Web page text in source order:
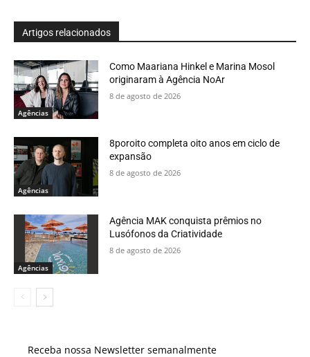
Artigos relacionados
Agências
Como Maariana Hinkel e Marina Mosol
originaram à Agência NoAr
8 de agosto de 2026
Agências
8poroito completa oito anos em ciclo de
expansão
8 de agosto de 2026
Agências
Agência MAK conquista prêmios no
Lusófonos da Criatividade
8 de agosto de 2026
Receba nossa Newsletter semanalmente